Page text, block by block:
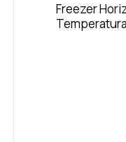
Freezer
Temperatura